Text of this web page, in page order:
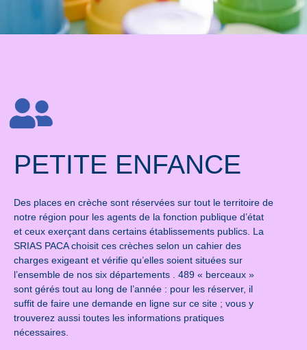
PETITE ENFANCE
Des places en crèche sont réservées sur tout le territoire de
notre région pour les agents de la fonction publique d’état
et ceux exerçant dans certains établissements publics. La
SRIAS PACA choisit ces crèches selon un cahier des
charges exigeant et vérifie qu’elles soient situées sur
l’ensemble de nos six départements . 489 « berceaux »
sont gérés tout au long de l’année : pour les réserver, il
suffit de faire une demande en ligne sur ce site ; vous y
trouverez aussi toutes les informations pratiques
nécessaires.